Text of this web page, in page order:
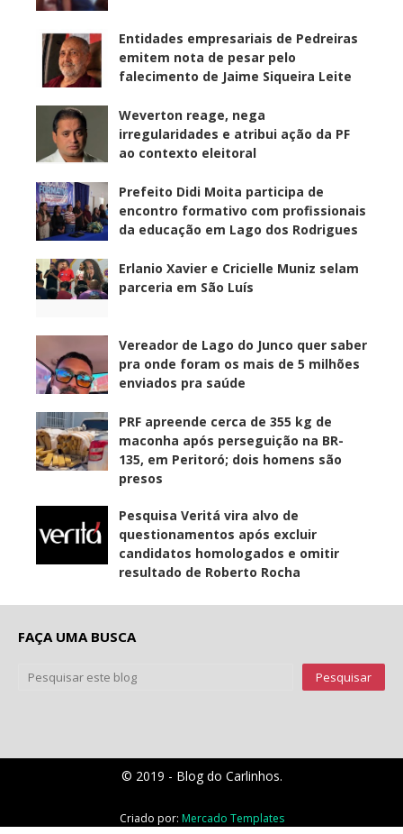
Entidades empresariais de Pedreiras
emitem nota de pesar pelo
falecimento de Jaime Siqueira Leite
Weverton reage, nega
irregularidades e atribui ação da PF
ao contexto eleitoral
Prefeito Didi Moita participa de
encontro formativo com profissionais
da educação em Lago dos Rodrigues
Erlanio Xavier e Cricielle Muniz selam
parceria em São Luís
Vereador de Lago do Junco quer saber
pra onde foram os mais de 5 milhões
enviados pra saúde
PRF apreende cerca de 355 kg de
maconha após perseguição na BR-
135, em Peritoró; dois homens são
presos
Pesquisa Veritá vira alvo de
questionamentos após excluir
candidatos homologados e omitir
resultado de Roberto Rocha
FAÇA UMA BUSCA
© 2019 - Blog do Carlinhos.
Criado por: Mercado Templates